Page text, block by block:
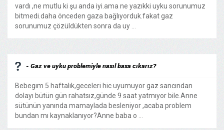
vardı ,ne mutlu ki şu anda iyi.ama ne yazıkki uyku sorunumuz
bitmedi.daha önceden gaza bağlıyorduk.fakat gaz
sorunumuz çözüldükten sonra da uy ...
- Gaz ve uyku problemiyle nasıl basa cıkarız?
Bebegım 5 haftalık,geceleri hic uyumuyor gaz sancından
dolayı bütün gün rahatsız,günde 9 saat yatmıyor bile.Anne
sütünün yanında mamaylada besleniyor ,acaba problem
bundan mı kaynaklanıyor?Anne baba o ...